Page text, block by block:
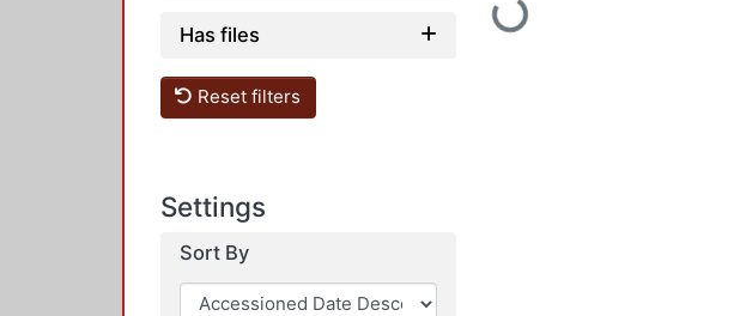
Has files
Reset filters
Settings
Sort By
Loading...